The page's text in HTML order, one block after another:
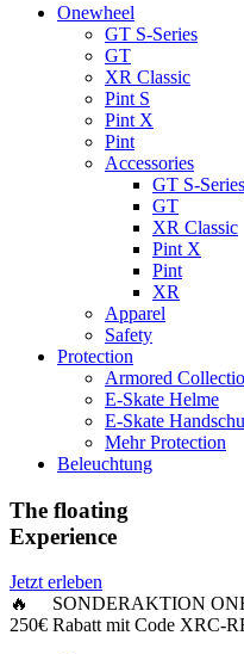
Onewheel
GT S-Series
GT
XR Classic
Pint S
Pint X
Pint
Accessories
GT S-Series
GT
XR Classic
Pint X
Pint
XR
Apparel
Safety
Protection
Armored
E-Skate Helme
E-Skate
Mehr Protection
Beleuchtung
The floating
Experience
Jetzt erleben
🔥 SONDERAKTION
250€ Rabattmit Code XRC-